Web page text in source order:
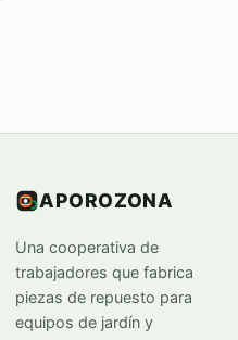
APOROZONA
Una cooperativa de
trabajadores que fabrica
piezas de repuesto para
equipos de jardín y